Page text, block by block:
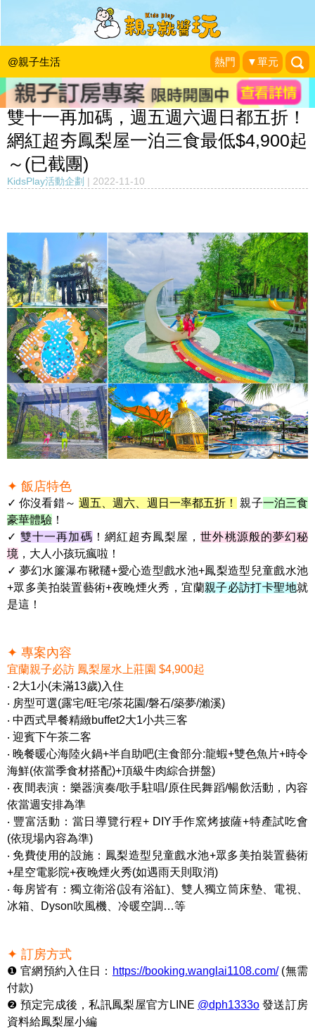
@親子生活 熱門 ▼單元
雙十一再加碼，週五週六週日都五折！
網紅超夯鳳梨屋一泊三食最低$4,900起
～(已截團)
KidsPlay活動企劃 2022-11-10
✦ 飯店特色
✓ 你沒看錯～ 週五、週六、週日一率都五折！ 親子一泊三食
豪華體驗 ！
✓雙十一再加碼 ！網紅超夯鳳梨屋，世外桃源般的夢幻秘
境 ，大人小孩玩瘋啦！
✓ 夢幻水簾瀑布鞦韆+愛心造型戲水池+鳳梨造型兒童戲水池
+眾多美拍裝置藝術+夜晚煙火秀，宜蘭親子必訪打卡聖地就
是這！
✦ 專案內容
宜蘭親子必訪 鳳梨屋水上莊園 $4,900起
‧ 2大1小(未滿13歲)入住
‧ 房型可選(露宅/旺宅/茶花園/磐石/築夢/瀨溪)
‧ 中西式早餐精緻buffet2大1小共三客
‧ 迎賓下午茶二客
‧ 晚餐暖心海陸火鍋+半自助吧(主食部分:龍蝦+雙色魚片+時令
海鮮(依當季食材搭配)+頂級牛肉綜合拼盤)
‧ 夜間表演：樂器演奏/歌手駐唱/原住民舞蹈/暢飲活動，內容
依當週安排為準
‧ 豐富活動：當日導覽行程+ DIY手作窯烤披薩+特產試吃會
(依現場內容為準)
‧ 免費使用的設施：鳳梨造型兒童戲水池+眾多美拍裝置藝術
+星空電影院+夜晚煙火秀(如遇雨天則取消)
‧ 每房皆有：獨立衛浴(設有浴缸)、雙人獨立筒床墊、電視、
冰箱、Dyson吹風機、冷暖空調…等
✦ 訂房方式
❶ 官網預約入住日： https://booking.wanglai1108.com/(無需
付款)
❷ 預定完成後，私訊鳳梨屋官方LINE @dph1333o發送訂房
資料給鳳梨屋小編